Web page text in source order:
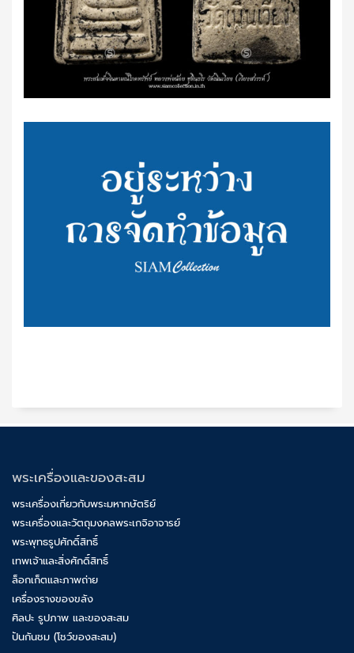
พระเครื่องและของสะสม
พระเครื่องเกี่ยวกับพระมหากษัตริย์
พระเครื่องและวัตถุมงคลพระเกจิอาจารย์
พระพุทธรูปศักดิ์สิทธิ์
เทพเจ้าและสิ่งศักดิ์สิทธิ์
ล็อกเก็ตและภาพถ่าย
เครื่องรางของขลัง
ศิลปะ รูปภาพ และของสะสม
ปันกันชม (โชว์ของสะสม)